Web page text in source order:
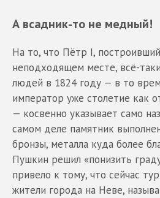
А всадник-то не медный!
На то, что Пётр I,
неподходящем месте, всё-
людей в 1824 году — в то
император уже столетие как
— косвенно указывает само
самом деле памятник
бронзы, металла куда более
Пушкин решил «понизить
привело к тому, что сейчас
жители города на Неве,